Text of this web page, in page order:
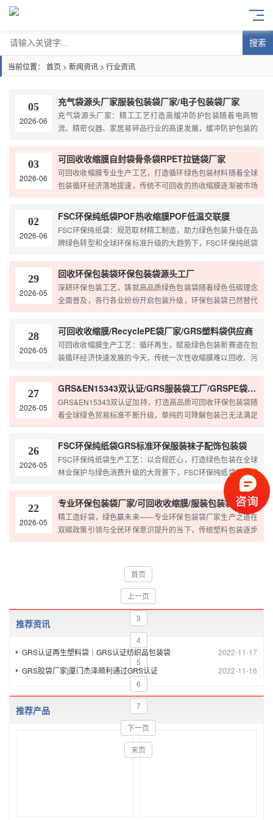
搜索
当前位置： 首页 > 新闻资讯 > 行业资讯
05
2026-06
充气袋源头厂家服装包装袋厂家/电子包装袋厂家
充气袋源头厂家：精工工艺打造高缓冲防护包装随着电商物
流、精密仪器、家居易碎品行业的高速发展，缓冲防护包装的
03
2026-06
可回收收缩膜自封袋骨条袋RPET拉链袋厂家
可回收收缩膜专业生产工艺，打造循环绿色包装材料随着全球
包装循环经济落地提速，传统不可回收的热收缩膜逐渐被市场
淘汰，可回收收缩膜凭借材质单一、收缩稳定、可循环再造
02
2026-06
FSC环保纯纸袋POF热收缩膜POF低温交联膜
FSC环保纯纸袋：规范取材精工制造，助力绿色包装升级在品
牌绿色转型和全球环保标准升级的大趋势下，FSC环保纯纸袋
29
2026-05
回收环保包装袋环保包装袋源头工厂
深耕环保包装工艺，铸就高品质绿色包装袋随着绿色低碳理念
全面普及，各行各业纷纷开启包装升级，环保包装袋已然替代
传统塑料袋，成为市场主流选择。无论是商超购物、食品包
28
2026-05
可回收收缩膜/RecyclePE袋厂家/GRS塑料袋供应商
可回收收缩膜生产工艺：循环再生，赋能绿色包装新赛道在包
装循环经济快速发展的今天，传统一次性收缩膜难以回收、污
27
2026-05
GRS&EN15343双认证/GRS服装袋工厂/GRSPE袋工厂
GRS&EN15343双认证加持，打造高品质可回收环保包装袋随
着全球绿色贸易标准不断升级，单纯的可降解包装已无法满足
外贸出口、高端品牌的环保要求，搭载GRS与E
26
2026-05
FSC环保纯纸袋GRS标准环保服装袜子配饰包装袋
FSC环保纯纸袋生产工艺：以合规匠心，打造绿色包装在全球
林业保护与绿色消费升级的大背景下，FSC环保纯纸袋已然成
为零售、服装、食品、文创行业的优选包装。区别于普
22
2026-05
专业环保包装袋厂家/可回收收缩膜/服装包装袋厂家
精工造好袋，绿色赢未来——专业环保包装袋厂家生产之道在
双碳政策引领与全民环保意识提升的当下，传统塑料包装逐步
退出市场舞台，环保包装袋成为商超、生鲜、物流、食品行
首页
上一页
3
4
5
6
7
下一页
末页
推荐资讯
2022-11-17
GRS认证再生塑料袋｜GRS认证纺织品包装袋
2022-11-16
GRS胶袋厂家|厦门杰泽顺利通过GRS认证
推荐产品